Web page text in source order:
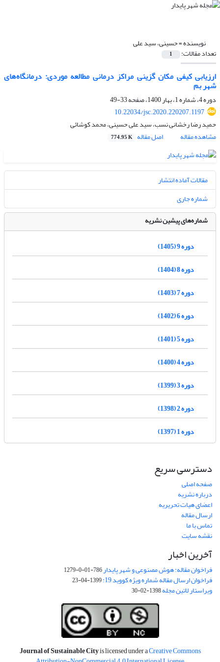
نویسنده =حسینی، سید علی
تعداد مقالات: 1
ارزیابی کیفی مکان گزینی مراکز درمانی مطالعه موردی: درمانگاه‌های
شهر بم
دوره 4، شماره 1، بهار 1400، صفحه
33-49
10.22034/jsc.2020.220207.1197
حمید رضا رخشانی نسب، سید علی حسینی، محمد کوشائی
مشاهده مقاله
اصل مقاله 774.95 K
مقالات آماده انتشار
شماره جاری
شماره‌های پیشین نشریه
دوره 9 (1405)
دوره 8 (1404)
دوره 7 (1403)
دوره 6 (1402)
دوره 5 (1401)
دوره 4 (1400)
دوره 3 (1399)
دوره 2 (1398)
دوره 1 (1397)
دسترسی سریع
صفحه اصلی
درباره نشریه
اعضای هیات تحریریه
ارسال مقاله
تماس با ما
نقشه سایت
آخرین اخبار
فراخوان مقاله: هوش مصنوعی و شهر پایدار786-01-0-1279
فراخوان ارسال مقاله شماره ویژه کووید 19: 1399-04-23
ویراستار لاتین مجله1398-02-30
Journal of Sustainable Cityis licensed under aCreative Commons